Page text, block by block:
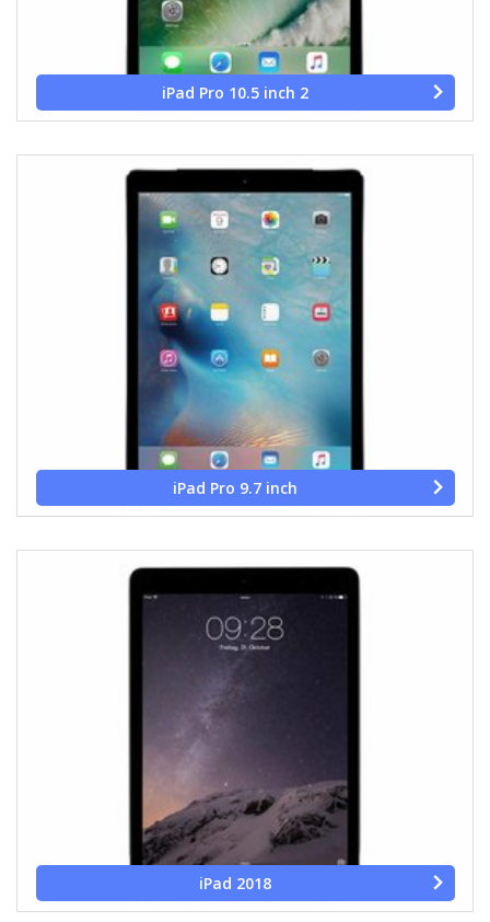
iPad Pro 10.5 inch 2
iPad Pro 9.7 inch
iPad 2018